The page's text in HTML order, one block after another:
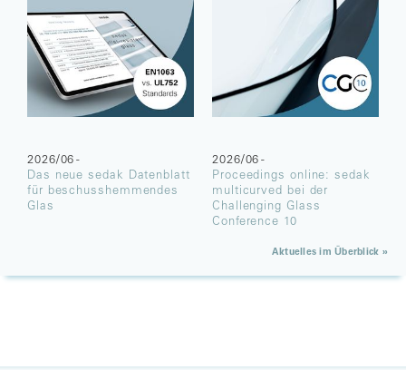
2026/06 -
Das neue sedak Datenblatt
für beschusshemmendes
Glas
2026/06 -
Proceedings online: sedak
multicurved bei der
Challenging Glass
Conference 10
Aktuelles im Überblick »